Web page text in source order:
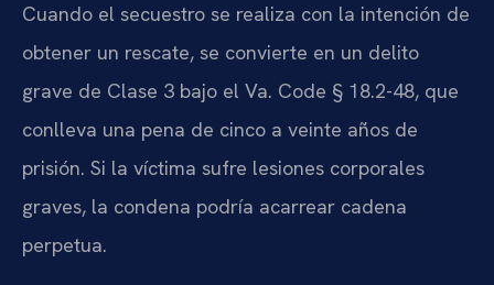
Cuando el secuestro se realiza con la intención de
obtener un rescate, se convierte en un delito
grave de Clase 3 bajo el Va. Code § 18.2-48, que
conlleva una pena de cinco a veinte años de
prisión. Si la víctima sufre lesiones corporales
graves, la condena podría acarrear cadena
perpetua.